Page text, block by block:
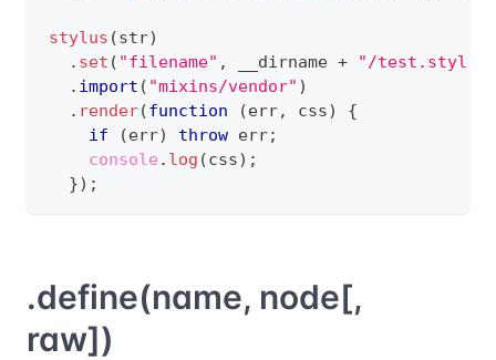
stylus (str)
. set ( "filename" , __dirname + "/test.styl"
. import ( "mixins/vendor" )
. render(function (err, css)
{
if
(err) throw err;
console . log (css) ;
}) ;
.define(name, node[,
raw])